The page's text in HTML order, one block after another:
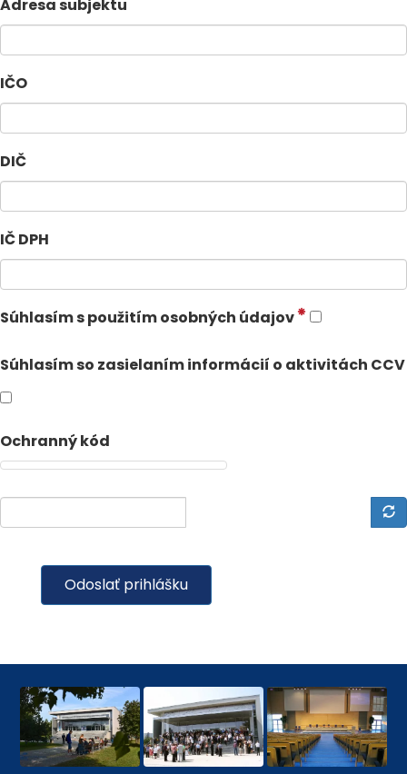
Adresa subjektu
IČO
DIČ
IČ DPH
Súhlasím s použitím osobných údajov
Súhlasím so zasielaním informácií o aktivitách CCV
Ochranný kód
Odoslať prihlášku